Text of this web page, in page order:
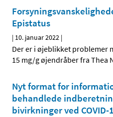
Epistatus
| 10. januar 2022 |
Der er i øjeblikket problemer
15 mg/g øjendråber fra Thea
Nyt format for
behandlede
bivirkninger ved